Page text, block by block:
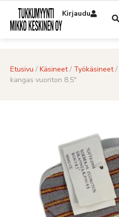
Kirjaudu
Etusivu / Käsineet/ Työkäsineet/
kangas vuoriton 8,5″